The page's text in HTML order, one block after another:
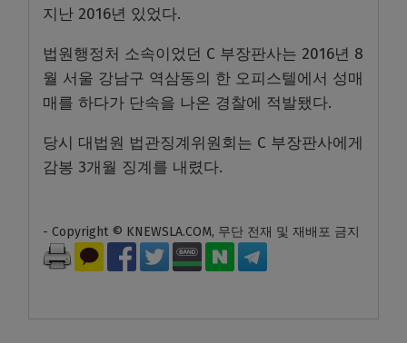
지난 2016년 있었다.
법원행정처 소속이었던 C 부장판사는 2016년 8
월 서울 강남구 역삼동의 한 오피스텔에서 성매
매를 하다가 단속을 나온 경찰에 적발됐다.
당시 대법원 법관징계위원회는 C 부장판사에게
감봉 3개월 징계를 내렸다.
- Copyright © KNEWSLA.COM, 무단 전재 및 재배포 금지